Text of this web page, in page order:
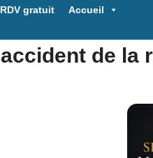
gratuit Accueil
de